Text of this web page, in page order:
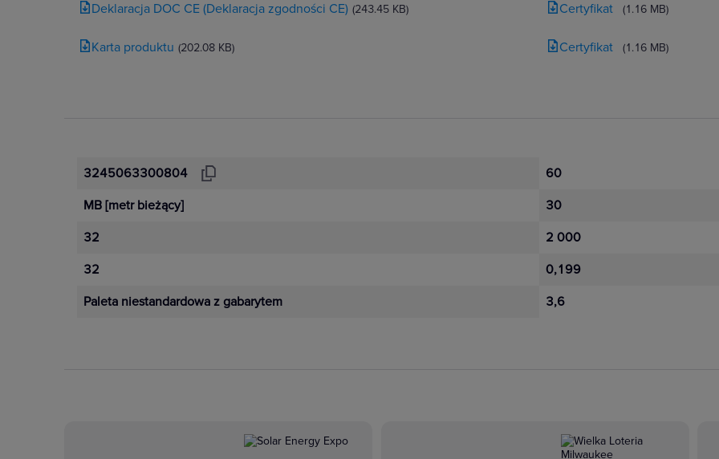
Deklaracja DOC CE (Deklaracja zgodności CE) (243.45 KB)
Karta produktu (202.08 KB)
Certyfikat (1.16 MB)
Certyfikat (1.16 MB)
3245063300804
MB [metr bieżący]
32
32
Paleta niestandardowa z gabarytem
60
30
2 000
0,199
3,6